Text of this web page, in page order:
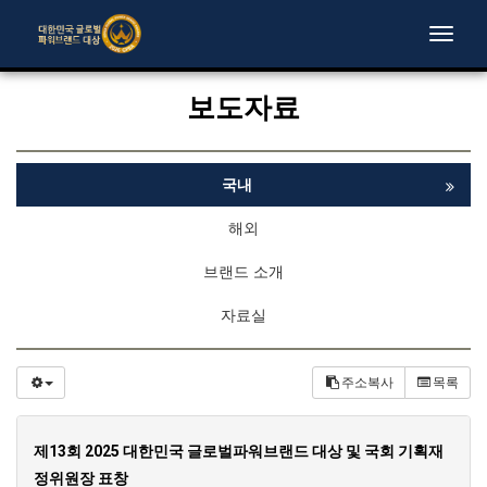
Toggle
보도자료
국내
해외
브랜드 소개
자료실
주소복사 목록
제13회 2025 대한민국 글로벌파워브랜드 대상 및 국회 기획재
정위원장 표창